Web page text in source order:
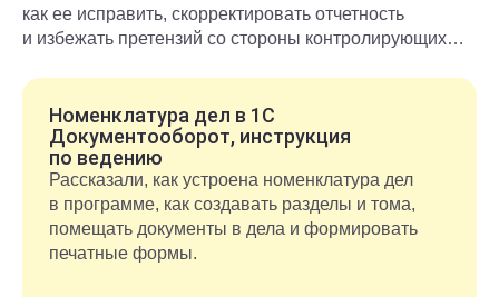
как ее исправить, скорректировать отчетность
и избежать претензий со стороны контролирующих
Номенклатура дел в 1С
Документооборот, инструкция
по ведению
Рассказали, как устроена номенклатура дел
в программе, как создавать разделы и тома,
помещать документы в дела и формировать
печатные формы.